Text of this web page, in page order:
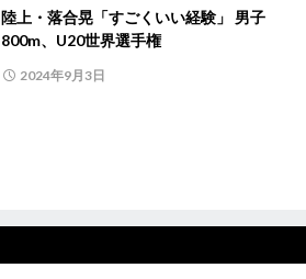
陸上・落合晃「すごくいい経験」 男子
800m、U20世界選手権
2024年9月3日